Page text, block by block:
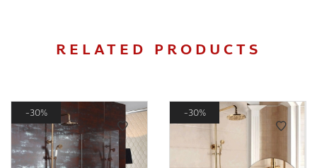
RELATED PRODUCTS
30% 30%